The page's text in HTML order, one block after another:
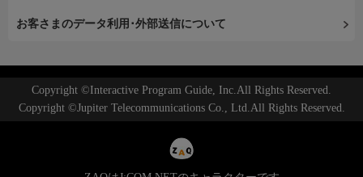
お客さまのデータ利用･外部送信について
Copyright ©Interactive Program Guide, Inc.All Rights Reserved.
Copyright ©Jupiter Telecommunications Co., Ltd.All Rights Reserved.